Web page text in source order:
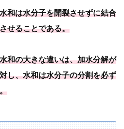
和は水分子を開裂させずに結合
せることである。
和の大きな違いは、加水分解が
し、水和は水分子の分割を必ず
。